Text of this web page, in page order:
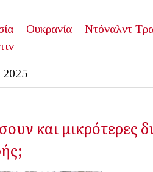
Ουκρανία Ντόναλντ
2025
και μικρότερες